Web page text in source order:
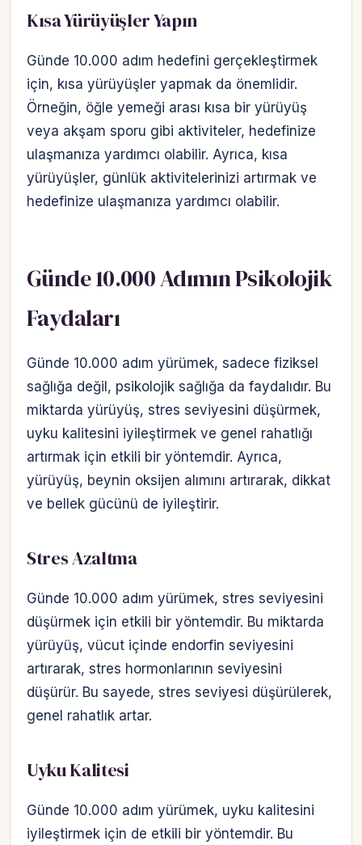
Kısa Yürüyüşler Yapın
Günde 10.000 adım hedefini gerçekleştirmek
için, kısa yürüyüşler yapmak da önemlidir.
Örneğin, öğle yemeği arası kısa bir yürüyüş
veya akşam sporu gibi aktiviteler, hedefinize
ulaşmanıza yardımcı olabilir. Ayrıca, kısa
yürüyüşler, günlük aktivitelerinizi artırmak ve
hedefinize ulaşmanıza yardımcı olabilir.
Günde 10.000 Adımın Psikolojik
Faydaları
Günde 10.000 adım yürümek, sadece fiziksel
sağlığa değil, psikolojik sağlığa da faydalıdır. Bu
miktarda yürüyüş, stres seviyesini düşürmek,
uyku kalitesini iyileştirmek ve genel rahatlığı
artırmak için etkili bir yöntemdir. Ayrıca,
yürüyüş, beynin oksijen alımını artırarak, dikkat
ve bellek gücünü de iyileştirir.
Stres Azaltma
Günde 10.000 adım yürümek, stres seviyesini
düşürmek için etkili bir yöntemdir. Bu miktarda
yürüyüş, vücut içinde endorfin seviyesini
artırarak, stres hormonlarının seviyesini
düşürür. Bu sayede, stres seviyesi düşürülerek,
genel rahatlık artar.
Uyku Kalitesi
Günde 10.000 adım yürümek, uyku kalitesini
iyileştirmek için de etkili bir yöntemdir. Bu